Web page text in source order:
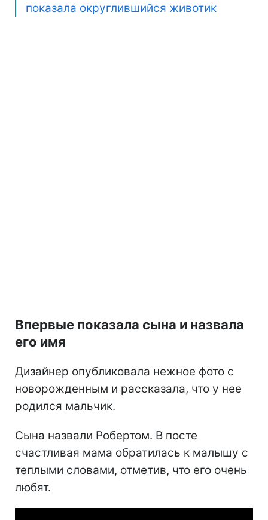
показала округлившийся животик
Впервые показала сына и назвала
его имя
Дизайнер опубликовала нежное фото с
новорожденным и рассказала, что у нее
родился мальчик.
Сына назвали Робертом. В посте
счастливая мама обратилась к малышу с
теплыми словами, отметив, что его очень
любят.